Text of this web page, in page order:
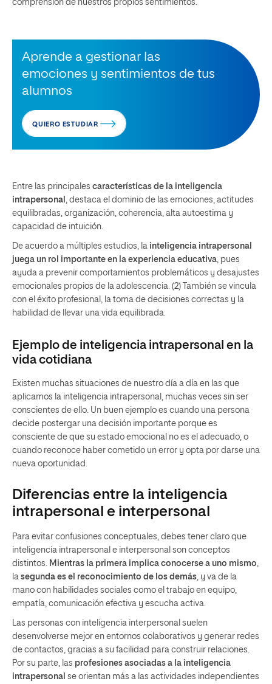
comprensión de nuestros propios sentimientos.
Aprende a gestionar las
emociones y sentimientos de tus
alumnos
QUIERO ESTUDIAR
Entre las principales características de la inteligencia
intrapersonal
, destaca el dominio de las emociones, actitudes
equilibradas, organización, coherencia, alta autoestima y
capacidad de intuición.
De acuerdo a múltiples estudios, la inteligencia intrapersonal
juega un rol importante en la experiencia educativa , pues
ayuda a prevenir comportamientos problemáticos y desajustes
emocionales propios de la adolescencia. (2) También se vincula
con el éxito profesional, la toma de decisiones correctas y la
habilidad de llevar una vida equilibrada.
Ejemplo de inteligencia intrapersonal en la
vida cotidiana
Existen muchas situaciones de nuestro día a día en las que
aplicamos la inteligencia intrapersonal, muchas veces sin ser
conscientes de ello. Un buen ejemplo es cuando una persona
decide postergar una decisión importante porque es
consciente de que su estado emocional no es el adecuado, o
cuando reconoce haber cometido un error y opta por darse una
nueva oportunidad.
Diferencias entre la inteligencia
intrapersonal e interpersonal
Para evitar confusiones conceptuales, debes tener claro que
inteligencia intrapersonal e interpersonal son conceptos
distintos.
Mientras la primera implica conocerse a uno mismo
la segunda es el reconocimiento de los demás , y va de la
mano con habilidades sociales como el trabajo en equipo,
empatía, comunicación efectiva y escucha activa.
Las personas con inteligencia interpersonal suelen
desenvolverse mejor en entornos colaborativos y generar redes
de contactos, gracias a su facilidad para construir relaciones.
Por su parte, las profesiones asociadas a la inteligencia
intrapersonal se orientan más a las actividades independientes